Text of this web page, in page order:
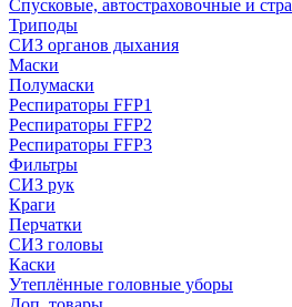
Спусковые, автостраховочные и
Триподы
СИЗ органов дыхания
Маски
Полумаски
Респираторы FFP1
Респираторы FFP2
Респираторы FFP3
Фильтры
СИЗ рук
Краги
Перчатки
СИЗ головы
Каски
Утеплённые головные уборы